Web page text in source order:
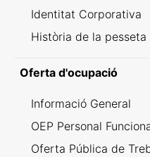
Identitat Corporativa
Història de la pesseta
Oferta d'ocupació
Informació General
OEP Personal
Oferta Pública de